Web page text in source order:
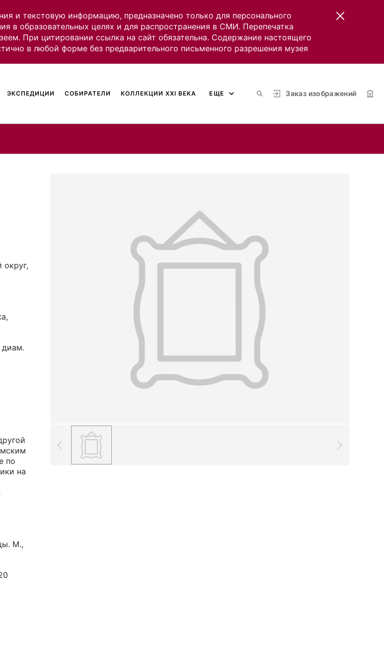
и текстовую информацию, предназначено только для персонального
в образовательных целях и для распространения в СМИ. Перепечатка
При цитировании ссылка на сайт обязательна. Содержание настоящего
в любой форме без предварительного письменного разрешения музея
Заказ изображений
ЭКСПЕДИЦИИ СОБИРАТЕЛИ КОЛЛЕКЦИИ XXI ВЕКА ЕЩЕ
диам.
по
на
М.,